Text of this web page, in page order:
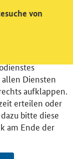
Energie
für
Wir
Diensten
aufklappen.
erteilen oder
bitte diese
am Ende der
von